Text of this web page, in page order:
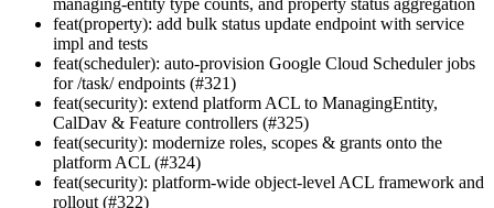
managing-entity type counts, and property status aggregation
feat(property): add bulk status update endpoint with service
impl and tests
feat(scheduler): auto-provision Google Cloud Scheduler jobs
for /task/ endpoints (#321)
feat(security): extend platform ACL to ManagingEntity,
CalDav & Feature controllers (#325)
feat(security): modernize roles, scopes & grants onto the
platform ACL (#324)
feat(security): platform-wide object-level ACL framework and
rollout (#322)